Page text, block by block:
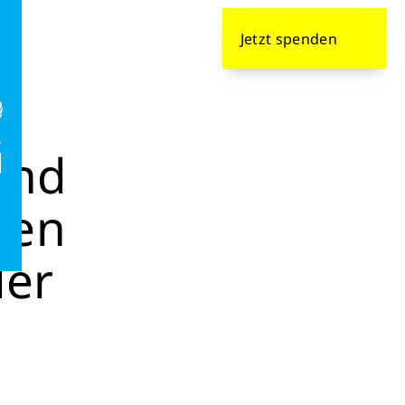
Jetzt spenden
so hoch wie der globale Durchschnitt